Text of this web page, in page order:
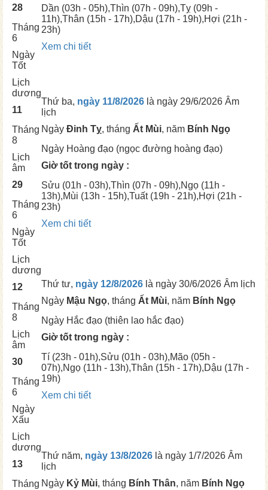
28
Tháng
6
Ngày
Tốt
Dần (03h - 05h),Thìn (07h - 09h),Tỵ (09h -
11h),Thân (15h - 17h),Dậu (17h - 19h),Hợi (21h -
23h)
Xem chi tiết
Lịch
dương
11
Tháng
8
Lịch
âm
29
Tháng
6
Ngày
Tốt
Thứ ba, ngày 11/8/2026 là ngày 29/6/2026 Âm
lịch
Ngày Đinh Tỵ, tháng Ất Mùi, năm Bính Ngọ
Ngày Hoàng đạo (ngọc đường hoàng đạo)
Giờ tốt trong ngày :
Sửu (01h - 03h),Thìn (07h - 09h),Ngọ (11h -
13h),Mùi (13h - 15h),Tuất(19h - 21h),Hợi (21h -
23h)
Xem chi tiết
Lịch
dương
12
Tháng
8
Lịch
âm
30
Tháng
6
Ngày
Xấu
Thứ tư, ngày 12/8/2026 là ngày 30/6/2026 Âm lịch
Ngày Mậu Ngọ, tháng Ất Mùi, năm Bính Ngọ
Ngày Hắc đạo (thiên lao hắc đạo)
Giờ tốt trong ngày :
Tí (23h - 01h),Sửu (01h - 03h),Mão (05h -
07h),Ngọ (11h - 13h),Thân (15h - 17h),Dậu (17h -
19h)
Xem chi tiết
Lịch
dương
13
Tháng
Thứ năm, ngày 13/8/2026 là ngày 1/7/2026 Âm
lịch
Ngày Kỷ Mùi, tháng Bính Thân, năm Bính Ngọ